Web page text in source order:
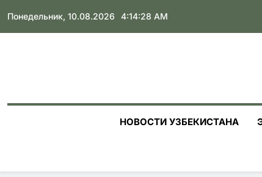
to
content
Понедельник, 10.08.2026 4:14:29 AM
НОВОСТИ УЗБЕКИСТАНА